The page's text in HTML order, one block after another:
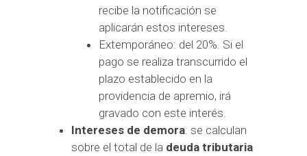
recibe la notificación se
aplicarán estos intereses.
Extemporáneo: del 20%. Si el
pago se realiza transcurrido el
plazo establecido en la
providencia de apremio, irá
gravado con este interés.
Intereses de demora: se calculan
sobre el total de la deuda tributaria